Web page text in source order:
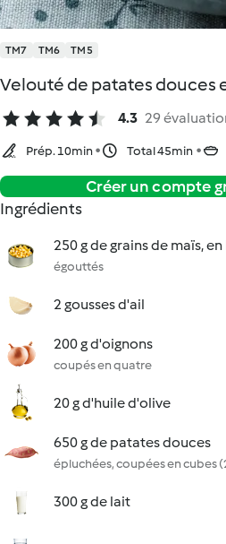
TM7 TM6 TM5
Velouté de patates douces
4.3 29
Prép. 10min Total 45min
Créer un compte
Ingrédients
250 g de grains de maïs,
égouttés
2 gousses d'ail
200 g d'oignons
coupés en quatre
20 g d'huile d'olive
650 g de patates douces
épluchées, coupées en cubes
300 g de lait